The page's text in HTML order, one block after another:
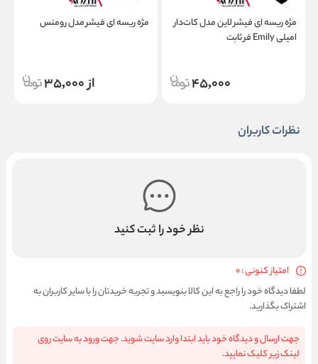
مژه ریسه ای فیشر لاین مدل کات‌دار
امیلی Emily فر ثابت
45,000
مژه ریسه ای فیشر مدل رومنس
از 35,000
نظرات کاربران
نظر خود را ثبت کنید
امتیاز کنونی : 0
لطفا دیدگاه خود را راجع به این کالا بنویسید و تجربه خریدتان را با سایر کاربران به
اشتراک بگذارید.
جهت ارسال و دیدگاه خود باید ابتدا وارد سایت شوید. جهت ورود به سایت روی
لینک زیر کلیک نمایید.